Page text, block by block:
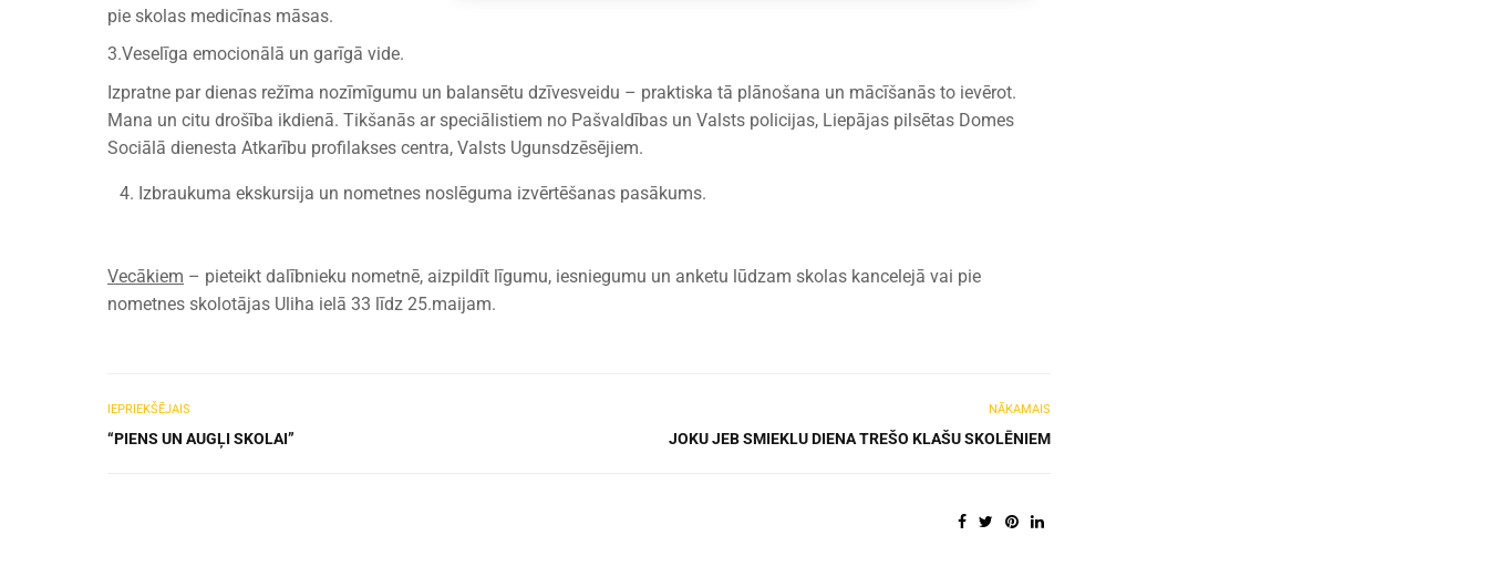
pie skolas medicīnas māsas.
3.Veselīga emocionālā un garīgā vide.
Izpratne par dienas režīma nozīmīgumu un balansētu dzīvesveidu – praktiska tā plānošana un mācīšanās to ievērot.
Mana un citu drošība ikdienā. Tikšanās ar speciālistiem no Pašvaldības un Valsts policijas, Liepājas pilsētas Domes
Sociālā dienesta Atkarību profilakses centra, Valsts Ugunsdzēsējiem.
Izbraukuma ekskursija un nometnes noslēguma izvērtēšanas pasākums.
Vecākiem – pieteikt dalībnieku nometnē, aizpildīt līgumu, iesniegumu un anketu lūdzam skolas kancelejā vai pie
nometnes skolotājas Uliha ielā 33 līdz 25.maijam.
IEPRIEKŠĒJAIS
“PIENS UN AUGĻI SKOLAI”
NĀKAMAIS
JOKU JEB SMIEKLU DIENA TREŠO KLAŠU SKOLĒNIEM